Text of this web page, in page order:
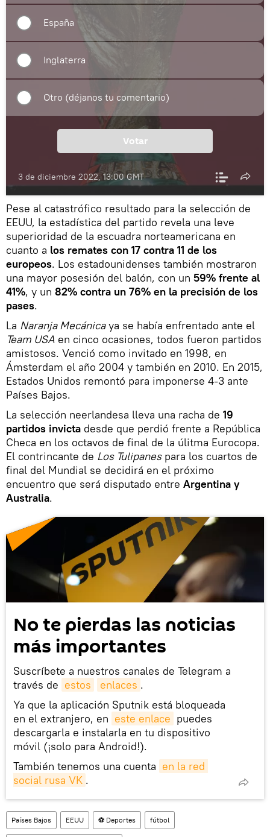
España
Inglaterra
Otro (déjanos tu comentario)
Votar
3 de diciembre 2022, 13:00 GMT
Pese al catastrófico resultado para la selección de
EEUU, la estadística del partido revela una leve
superioridad de la escuadra norteamericana en
cuanto a los remates con 17 contra 11 de los
europeos. Los estadounidenses también mostraron
una mayor posesión del balón, con un 59% frente al
41%, y un 82% contra un 76% en la precisión de los
pases.
La Naranja Mecánicaya se había enfrentado ante el
Team USA en cinco ocasiones, todos fueron partidos
amistosos. Venció como invitado en 1998, en
Ámsterdam el año 2004 y también en 2010. En 2015,
Estados Unidos remontó para imponerse 4-3 ante
Países Bajos.
La selección neerlandesa lleva una racha de 19
partidos invicta desde que perdió frente a República
Checa en los octavos de final de la úlitma Eurocopa.
El contrincante de Los Tulipanespara los cuartos de
final del Mundial se decidirá en el próximo
encuentro que será disputado entre Argentina y
Australia.
No te pierdas las noticias
más importantes
Suscríbete a nuestros canales de Telegram a
través de estos enlaces .
Ya que la aplicación Sputnik está bloqueada
en el extranjero, en este enlace puedes
descargarla e instalarla en tu dispositivo
móvil (¡solo para Android!).
También tenemos una cuenta en la red
social rusa VK .
Países Bajos EEUU ⚽ Deportes fútbol